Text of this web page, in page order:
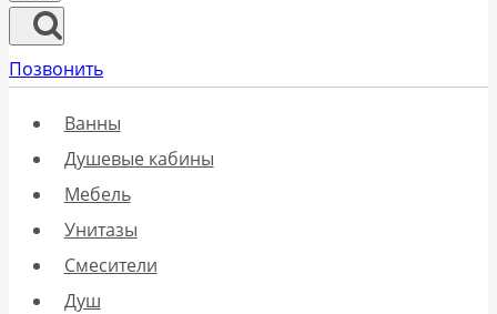
Позвонить
Ванны
Душевые кабины
Мебель
Унитазы
Смесители
Душ